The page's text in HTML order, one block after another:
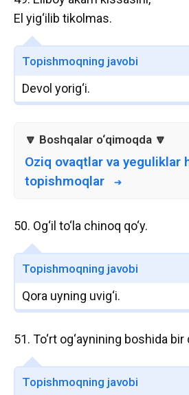
El yig‘ilib tikolmas.
Topishmoqning javobi
Devol yorig‘i.
Oziq ovaqtlar va yeguliklar
topishmoqlar
50. Og‘il to‘la chinoq qo‘y.
Topishmoqning javobi
Qora uyning uvig‘i.
51. To‘rt og‘aynining boshida bir
Topishmoqning javobi